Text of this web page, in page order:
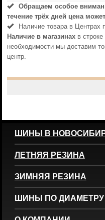
Обращаем особое
течениe трёх дней цена
Наличие товара в Центрах
Наличие в магазинахв строке
необходимости мы доставим
центр.
ШИНЫ В
ЛЕТНЯЯ РЕЗИНА
ЗИМНЯЯ РЕЗИНА
ШИНЫ ПО ДИАМЕТРУ